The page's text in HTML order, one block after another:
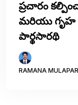
ప్రచారం
మరియు గృహ
పార్థసారథి
RAMANA